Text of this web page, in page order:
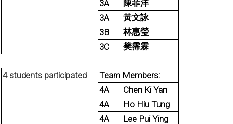
3A
陳菲洋
3A 黃文詠
3B 林惠瑩
3C 樊霈霖
4 students participated
Team Members:
4A
Chen Ki Yan
4A
Ho Hiu Tung
4A
Lee Pui Ying